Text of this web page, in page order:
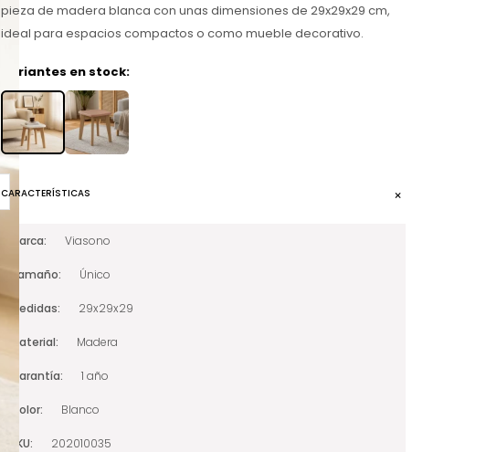
pieza de madera blanca con unas dimensiones de 29x29x29 cm,
ideal para espacios compactos o como mueble decorativo.
Variantes en stock:
CARACTERÍSTICAS
Marca Viasono
Tamaño Único
Medidas 29x29x29
Material Madera
Garantía 1 año
Color Blanco
SKU 202010035